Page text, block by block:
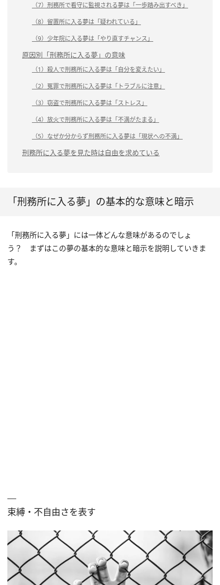
（7）刑務所で看守に監視される夢は「一歩踏み出すべき」
（8）留置所に入る夢は「疑われている」
（9）少年院に入る夢は「やり直すチャンス」
原因別「刑務所に入る夢」の意味
（1）殺人で刑務所に入る夢は「自分を変えたい」
（2）冤罪で刑務所に入る夢は「トラブルに注意」
（3）窃盗で刑務所に入る夢は「ストレス」
（4）放火で刑務所に入る夢は「不満がたまる」
（5）なぜか分からず刑務所に入る夢は「現状への不満」
刑務所に入る夢を見た時は自由を求めている
「刑務所に入る夢」の基本的な意味と暗示
「刑務所に入る夢」には一体どんな意味があるのでしょ
う？ まずはこの夢の基本的な意味と暗示を説明していきま
す。
束縛・不自由さを表す